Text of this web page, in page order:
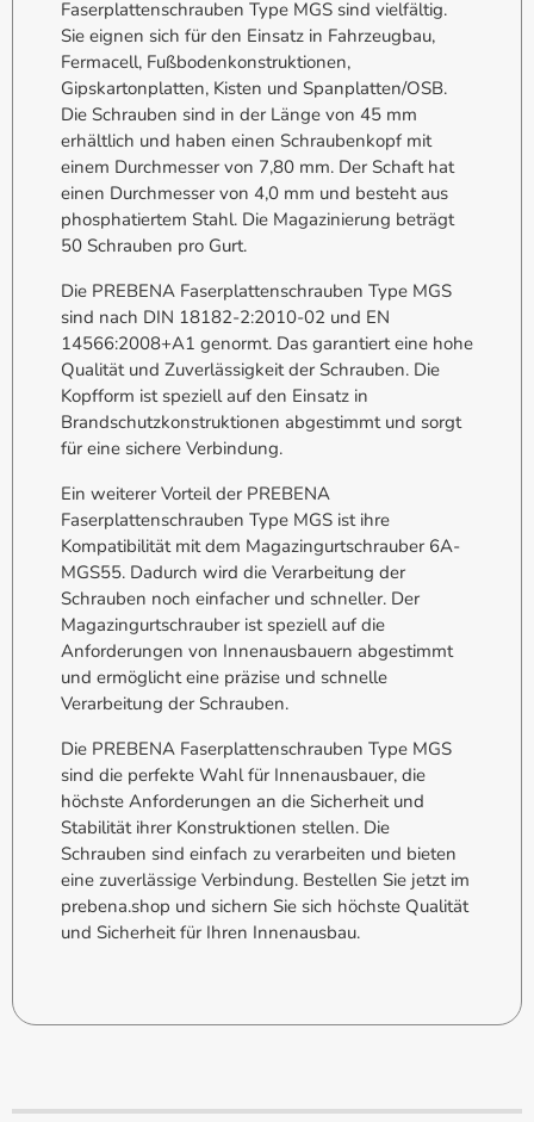
Faserplattenschrauben Type MGS sind vielfältig.
Sie eignen sich für den Einsatz in Fahrzeugbau,
Fermacell, Fußbodenkonstruktionen,
Gipskartonplatten, Kisten und Spanplatten/OSB.
Die Schrauben sind in der Länge von 45 mm
erhältlich und haben einen Schraubenkopf mit
einem Durchmesser von 7,80 mm. Der Schaft hat
einen Durchmesser von 4,0 mm und besteht aus
phosphatiertem Stahl. Die Magazinierung beträgt
50 Schrauben pro Gurt.
Die PREBENA Faserplattenschrauben Type MGS
sind nach DIN 18182-2:2010-02 und EN
14566:2008+A1 genormt. Das garantiert eine hohe
Qualität und Zuverlässigkeit der Schrauben. Die
Kopfform ist speziell auf den Einsatz in
Brandschutzkonstruktionen abgestimmt und sorgt
für eine sichere Verbindung.
Ein weiterer Vorteil der PREBENA
Faserplattenschrauben Type MGS ist ihre
Kompatibilität mit dem Magazingurtschrauber 6A-
MGS55. Dadurch wird die Verarbeitung der
Schrauben noch einfacher und schneller. Der
Magazingurtschrauber ist speziell auf die
Anforderungen von Innenausbauern abgestimmt
und ermöglicht eine präzise und schnelle
Verarbeitung der Schrauben.
Die PREBENA Faserplattenschrauben Type MGS
sind die perfekte Wahl für Innenausbauer, die
höchste Anforderungen an die Sicherheit und
Stabilität ihrer Konstruktionen stellen. Die
Schrauben sind einfach zu verarbeiten und bieten
eine zuverlässige Verbindung. Bestellen Sie jetzt im
prebena.shop und sichern Sie sich höchste Qualität
und Sicherheit für Ihren Innenausbau.